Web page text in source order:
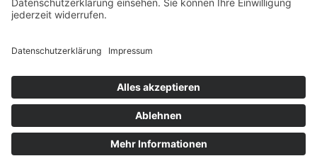
PRAVO Praxisnetz Vorderpfalz, Bahnhofstraße 31 b, 67346
Speyer
Impressum Datenschutzerklärung